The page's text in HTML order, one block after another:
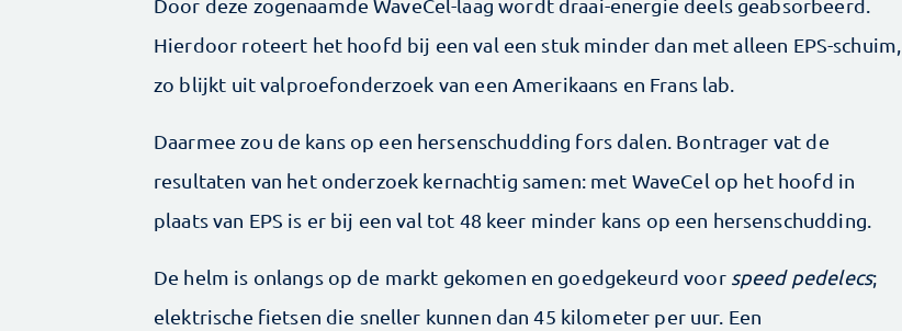
Door deze zogenaamde WaveCel-laag wordt draai-energie deels geabsorbeerd.
Hierdoor roteert het hoofd bij een val een stuk minder dan met alleen EPS-schuim,
zo blijkt uit valproefonderzoek van een Amerikaans en Frans lab.
Daarmee zou de kans op een hersenschudding fors dalen. Bontrager vat de
resultaten van het onderzoek kernachtig samen: met WaveCel op het hoofd in
plaats van EPS is er bij een val tot 48 keer minder kans op een hersenschudding.
De helm is onlangs op de markt gekomen en goedgekeurd voor speed pedelecs;
elektrische fietsen die sneller kunnen dan 45 kilometer per uur. Een